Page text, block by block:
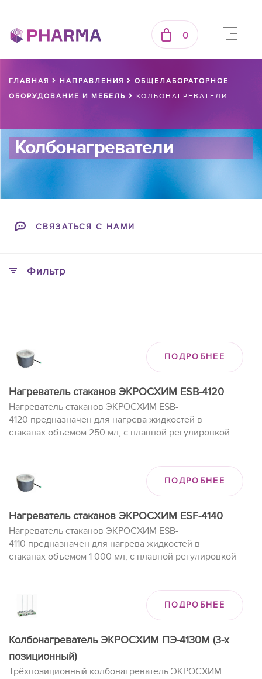
0
ГЛАВНАЯ НАПРАВЛЕНИЯ
ОБЩЕЛАБОРАТОРНОЕ
ОБОРУДОВАНИЕ И МЕБЕЛЬ
КОЛБОНАГРЕВАТЕЛИ
Колбонагреватели
СВЯЗАТЬСЯ С НАМИ
Фильтр
ПОДРОБНЕЕ
Нагреватель стаканов ЭКРОСХИМ ESB-4120
Нагреватель стаканов ЭКРОСХИМ ESB-
4120 предназначен для нагрева жидкостей в
стаканах объемом 250 мл, с плавной регулировкой
ПОДРОБНЕЕ
Нагреватель стаканов ЭКРОСХИМ ESF-4140
Нагреватель стаканов ЭКРОСХИМ ESB-
4110 предназначен для нагрева жидкостей в
стаканах объемом 1 000 мл, с плавной регулировкой
ПОДРОБНЕЕ
Колбонагреватель ЭКРОСХИМ ПЭ-4130М (3-х
позиционный)
Трёхпозиционный колбонагреватель ЭКРОСХИМ